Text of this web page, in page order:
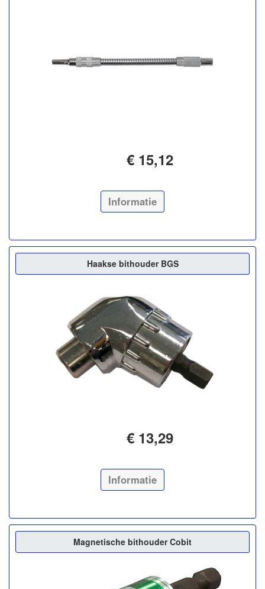
€ 15,12
Informatie
Haakse bithouder BGS
€ 13,29
Informatie
Magnetische bithouder Cobit